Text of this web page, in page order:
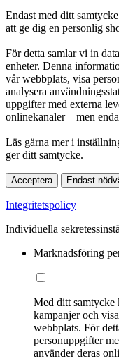
Endast med ditt
att ge dig en personlig
För detta samlar vi in
enheter. Denna
vår webbplats, visa
analysera
uppgifter med externa
onlinekanaler – men
Läs gärna mer i
ger ditt samtycke.
Acceptera Endast
Integritetspolicy
Individuella
Marknadsföring
Med ditt samtycke
kampanjer och
webbplats. För
personuppgifter
använder deras